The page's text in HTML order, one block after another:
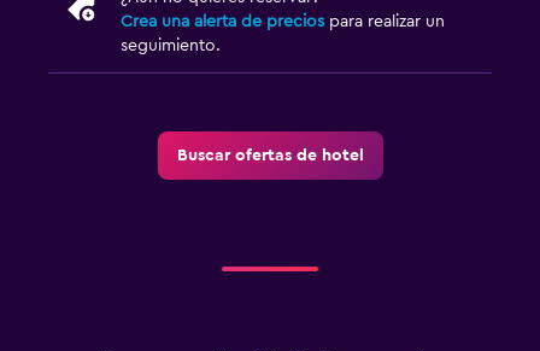
Crea una alerta de precios para realizar un
seguimiento.
Buscar ofertas de hotel